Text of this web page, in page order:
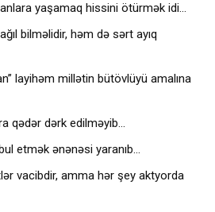
yaşamaq hissini ötürmək idi…
bilməlidir, həm də sərt ayıq
layihəm millətin bütövlüyü amalına
qədər dərk edilməyib…
etmək ənənəsi yaranıb…
vacibdir, amma hər şey aktyorda